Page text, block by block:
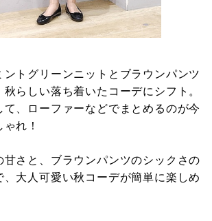
ントグリーンニットとブラウンパンツ
らしい落ち着いたコーデにシフト。
て、ローファーなどでまとめるのが今
れ！
甘さと、ブラウンパンツのシックさの
、大人可愛い秋コーデが簡単に楽しめ